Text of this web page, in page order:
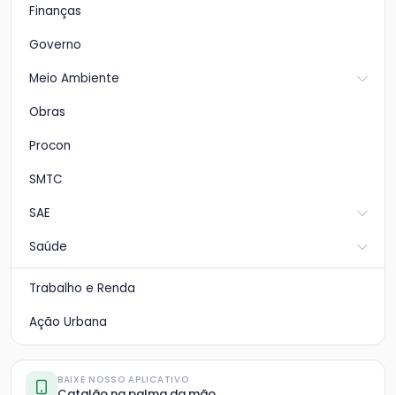
Finanças
Governo
Meio Ambiente
Obras
Procon
SMTC
SAE
Saúde
Trabalho e Renda
Ação Urbana
BAIXE NOSSO APLICATIVO